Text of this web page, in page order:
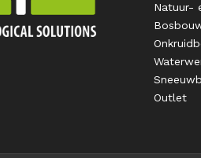
Natuur-
Outlet